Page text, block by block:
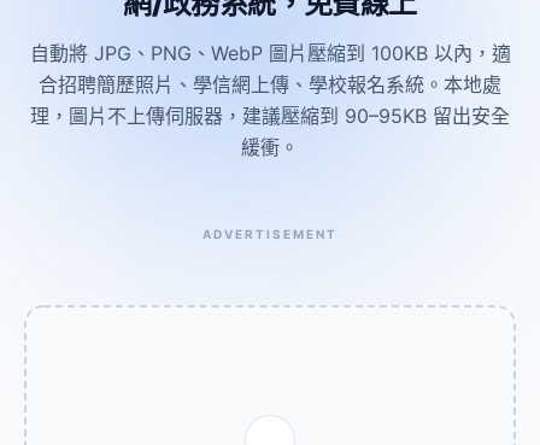
自動將 JPG、PNG、WebP 圖片壓縮到 100KB 以內，適
合招聘簡歷照片、學信網上傳、學校報名系統。本地處
理，圖片不上傳伺服器，建議壓縮到 90–95KB 留出安全
緩衝。
ADVERTISEMENT